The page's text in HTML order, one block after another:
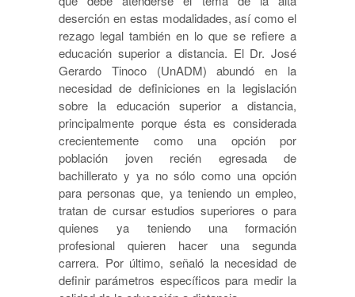
deserción en estas modalidades, así como el
rezago legal también en lo que se refiere a
educación superior a distancia. El Dr. José
Gerardo Tinoco (UnADM) abundó en la
necesidad de definiciones en la legislación
sobre la educación superior a distancia,
principalmente porque ésta es considerada
crecientemente como una opción por
población joven recién egresada de
bachillerato y ya no sólo como una opción
para personas que, ya teniendo un empleo,
tratan de cursar estudios superiores o para
quienes ya teniendo una formación
profesional quieren hacer una segunda
carrera. Por último, señaló la necesidad de
definir parámetros específicos para medir la